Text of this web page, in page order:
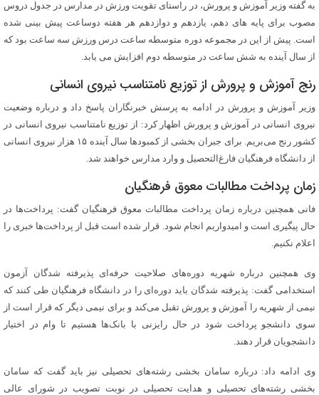
به گفته وزیر آموزش و پرورش، در راستای تقویت ورزش در مدارس در جدول دروس
مصوب برای پایه های دهم، یازدهم و دوازدهم هر هفته دوساعت پیش بینی شده
است. پیش از این در مجموعه دوره متوسطه ساعت درس ورزش سه ساعت بود که
از سال آینده به شش ساعت در متوسطه دوم افزایش می یابد.
رنج آموزش و پرورش از توزیع نامتناسب نیروی انسانی
وزیر آموزش و پرورش در ادامه به پرسش خبرنگاران پاسخ داد و درباره وضعیت
نیروی انسانی در آموزش و پرورش اظهار کرد:‌ از توزیع نامتناسب نیروی انسانی در
کشور رنج می‌بریم. برای جبران بخشی از کمبودها سال آینده ۱۵ هزار نیروی انسانی
از دانشگاه فرهنگیان فارغ‌التحصیل و وارد مدارس خواهند شد.
زمان پرداخت مطالبات معوق فرهنگیان
فانی همچنین درباره زمان پرداخت مطالبات معوق فرهنگیان گفت: پرداخت‌ها در
حال پیگیری است و امیدواریم انجام شود. قرار شده است قبل از پرداخت‌ها خبری را
اعلام نکنیم.
وی همچنین درباره شهریه دوره‌های صلاحیت حرفه‌ای پذیرفته شدگان آزمون
استخدامی گفت: پذیرفته شدگان باید دوره‌ای را در دانشگاه فرهنگیان طی کنند که
نیمی از شهریه را آموزش و پرورش تقبل می‌کند و برای نیمی دیگر که قرار است از
سوی دانشجو پرداخت شود در حال رایزنی با بانک‌ها هستیم تا وام در اختیار
دانشجویان قرار دهند.
وی ادامه داد: درباره سامان بخشی رشته‌های تحصیلی نیز باید گفت که سامان
بخشی رشته‌های تحصیلی و هدایت تحصیلی در نوبت تصویب در شورای عالی